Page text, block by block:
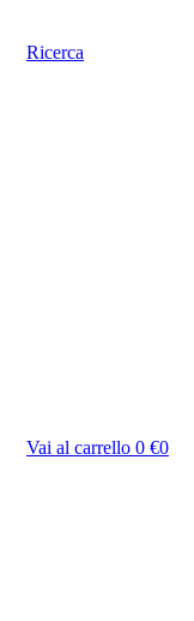
Ricerca
Vai al carrello 0 €0